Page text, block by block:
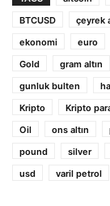
BTCUSD
çeyrek
ekonomi
euro
Gold
gram altın
gunluk bulten
Kripto
Kripto
Oil
ons altın
pound
silver
usd
varil petrol